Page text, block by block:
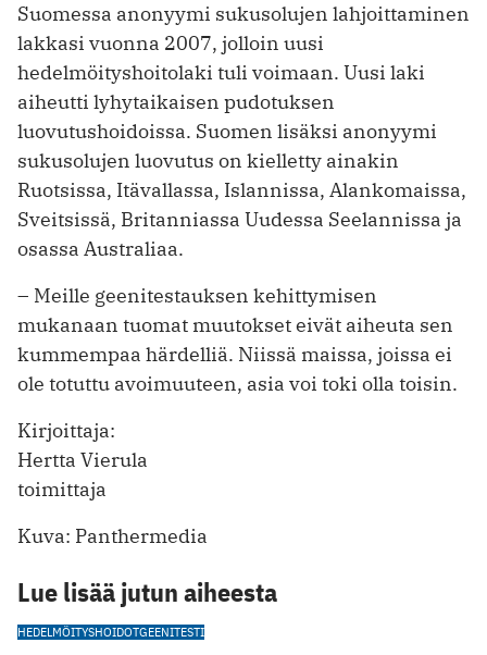
Suomessa anonyymi sukusolujen lahjoittaminen
lakkasi vuonna 2007, jolloin uusi
hedelmöityshoitolaki tuli voimaan. Uusi laki
aiheutti lyhytaikaisen pudotuksen
luovutushoidoissa. Suomen lisäksi anonyymi
sukusolujen luovutus on kielletty ainakin
Ruotsissa, Itävallassa, Islannissa, Alankomaissa,
Sveitsissä, Britanniassa Uudessa Seelannissa ja
osassa Australiaa.
– Meille geenitestauksen kehittymisen
mukanaan tuomat muutokset eivät aiheuta sen
kummempaa härdelliä. Niissä maissa, joissa ei
ole totuttu avoimuuteen, asia voi toki olla toisin.
Kirjoittaja:
Hertta Vierula
toimittaja
Kuva: Panthermedia
Lue lisää jutun aiheesta
HEDELMÖITYSHOIDOTGEENITESTI